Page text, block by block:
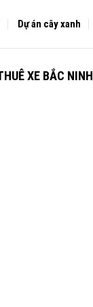
Dự án cây xanh
XE BẮC NINH